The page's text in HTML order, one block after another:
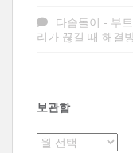
다솜돌이 - 부
리가 끊길 때 해결
보관함
보